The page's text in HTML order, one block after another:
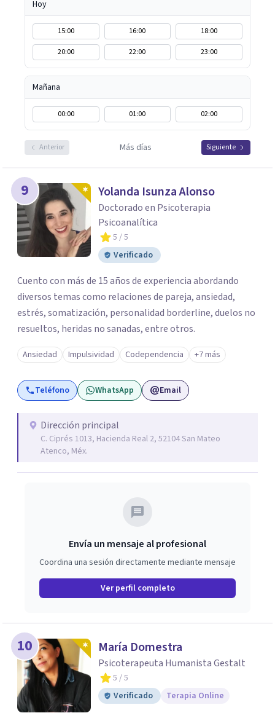
Hoy
15:00 16:00
18:00
20:00
22:00 23:00
Mañana
00:00 01:00 02:00
Anterior Más días Siguiente
9 Yolanda Isunza Alonso
Doctorado en Psicoterapia
Psicoanalítica
5 / 5
Verificado
Cuento con más de 15 años de experiencia abordando
diversos temas como relaciones de pareja, ansiedad,
estrés, somatización, personalidad borderline, duelos no
resueltos, heridas no sanadas, entre otros.
Ansiedad Impulsividad Codependencia +7 más
Teléfono WhatsApp Email
Dirección principal
C. Ciprés 1013, Hacienda Real 2, 52104 San Mateo
Atenco, Méx.
Envía un mensaje al profesional
Coordina una sesión directamente mediante mensaje
Ver perfil completo
10 María Domestra
Psicoterapeuta Humanista Gestalt
5 / 5
Verificado
Terapia Online